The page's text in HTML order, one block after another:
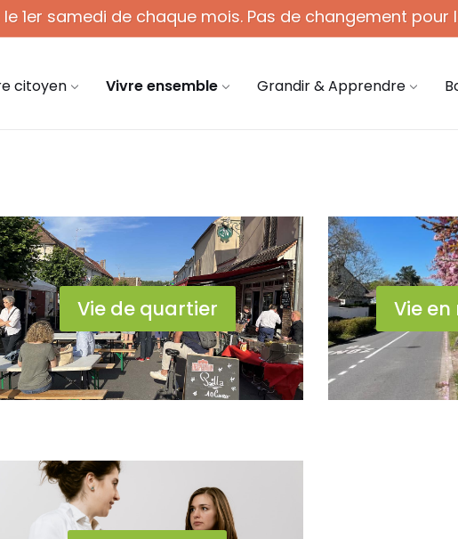
1er samedi de chaque mois. Pas de changement
sam. du mois)
citoyen Vivre ensemble Grandir & Apprendre
Vie de quartier Vie